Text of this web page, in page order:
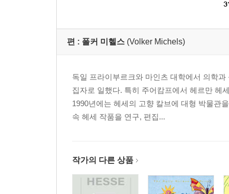
편 : 폴커 미헬스 (Volker Michels)
독일 프라이부르크와 마인츠 대학에서 의학
집자로 일했다. 특히 주어캄프에서 헤르만 헤
1990년에는 헤세의 고향 칼브에 대형 박물관
속 헤세 작품을 연구, 편집...
작가의 다른 상품